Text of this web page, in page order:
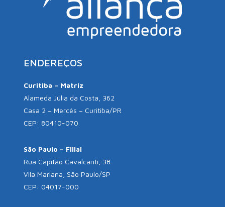
ENDEREÇOS
Curitiba – Matriz
Alameda Júlia da Costa, 362
Casa 2 – Mercês – Curitiba/PR
CEP: 80410-070
São Paulo – Filial
Rua Capitão Cavalcanti, 38
Vila Mariana, São Paulo/SP
CEP: 04017-000